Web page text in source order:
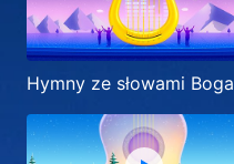
Hymny ze słowami Boga